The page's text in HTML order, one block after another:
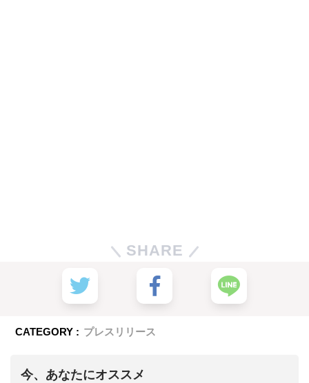
SHARE
CATEGORY : プレスリリース
今、あなたにオススメ